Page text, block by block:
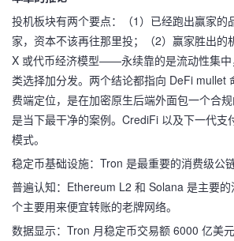
投机板块有两个要点：（1）已经跑出赢家的
家，资本不该再往那里投；（2）赢家胜出的
X 或代币经济模型——永续靠的是流动性集中
类选择加分发。两个结论都指向 DeFi mullet
费端定位，是在加密原生后端外面包一个合
是当下最干净的案例。CrediFi 以及下一代支
模式。
稳定币基础设施：Tron 是最重要的消费级公
普遍认知：Ethereum L2 和 Solana 是主要
个主要用来便宜转账的老牌网络。
数据显示：Tron 月稳定币交易额 6000 亿